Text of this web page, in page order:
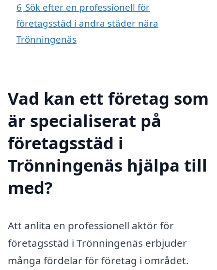
6 Sök efter en professionell för
företagsstäd i andra städer nära
Trönningenäs
Vad kan ett företag som
är specialiserat på
företagsstäd i
Trönningenäs hjälpa till
med?
Att anlita en professionell aktör för
företagsstäd i Trönningenäs erbjuder
många fördelar för företag i området.